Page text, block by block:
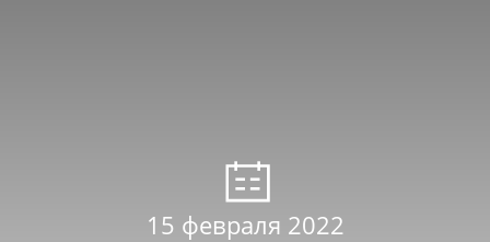
15 февраля 2022